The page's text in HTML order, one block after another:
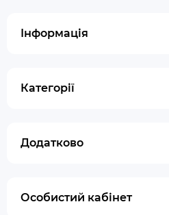
Інформація
Категорії
Додатково
Особистий кабінет